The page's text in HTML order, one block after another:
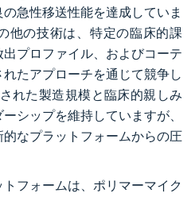
急性移送性能を達成していま
他の技術は、特定の臨床的課
プロファイル、およびコーテ
たアプローチを通じて競争し
れた製造規模と臨床的親しみ
シップを維持していますが、
なプラットフォームからの圧
フォームは、ポリマーマイク